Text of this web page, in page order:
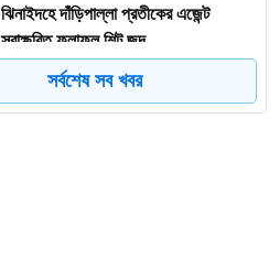
ঝিনাইদহে দাঁড়িপাল্লা প্রতীকের এজেন্ট
স্বাক্ষরিত ফলাফল শিট জব্দ
ত্রয়োদশ জাতীয় নির্বাচন, শান্তিপূর্ণ ও
সর্বশেষ সব খবর